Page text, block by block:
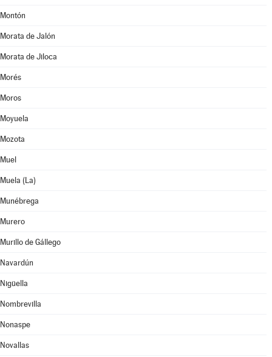
Montón
Morata de Jalón
Morata de Jiloca
Morés
Moros
Moyuela
Mozota
Muel
Muela (La)
Munébrega
Murero
Murillo de Gállego
Navardún
Nigüella
Nombrevilla
Nonaspe
Novallas